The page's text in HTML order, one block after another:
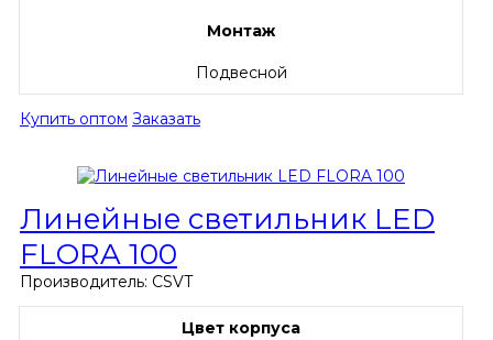
Монтаж
Подвесной
Купить оптом Заказать
Линейные светильник LED
FLORA 100
Производитель: CSVT
Цвет корпуса